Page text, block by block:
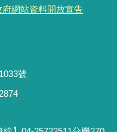
府網站資料開放宣告
號